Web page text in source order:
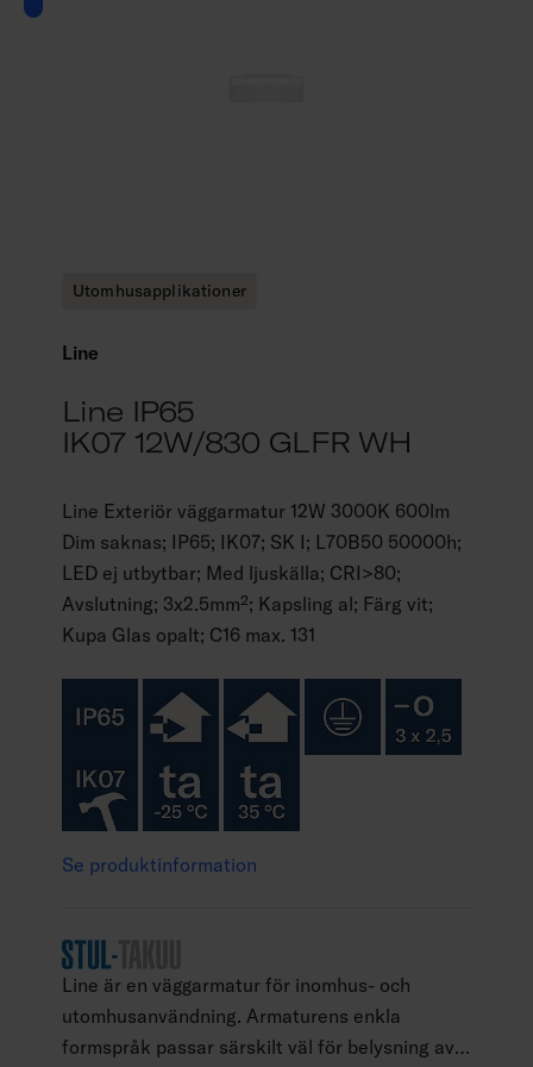
Utomhusapplikationer
Line
Line IP65
IK07 12W/830 GLFR WH
Line Exteriör väggarmatur 12W 3000K 600lm
Dim saknas; IP65; IK07; SK I; L70B50 50000h;
LED ej utbytbar; Med ljuskälla; CRI>80;
Avslutning; 3x2.5mm²; Kapsling al; Färg vit;
Kupa Glas opalt; C16 max. 131
Se produktinformation
Line är en väggarmatur för inomhus- och
utomhusanvändning. Armaturens enkla
formspråk passar särskilt väl för belysning av